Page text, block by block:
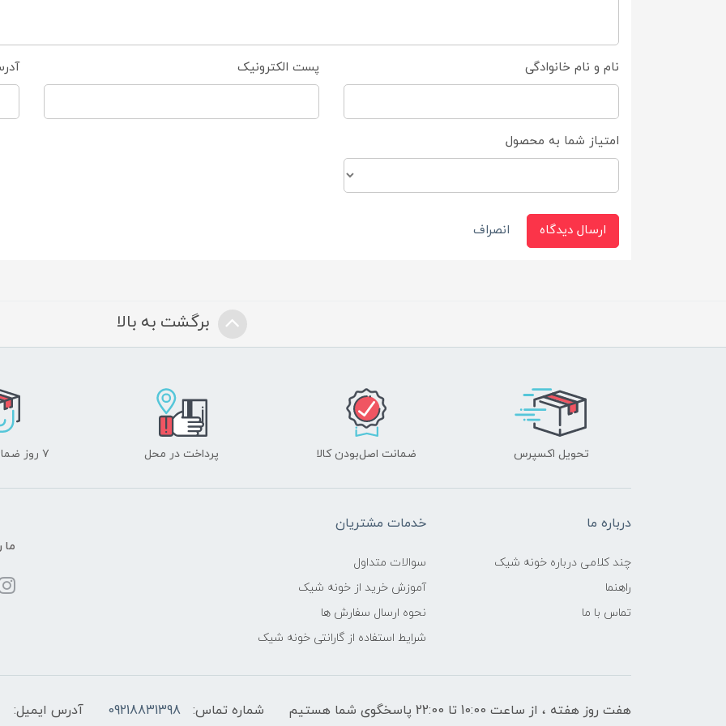
نام و نام خانوادگی پست الکترونیک
امتیاز شما به محصول
ارسال دیدگاه انصراف
برگشت به بالا
تحویل اکسپرس ضمانت اصل‌بودن کالا پرداخت در محل ۷ روز ضمانت بازگشت
درباره ما
چند کلامی درباره خونه شیک
راهنما
تماس با ما
خدمات مشتریان
سوالات متداول
آموزش خرید از خونه شیک
نحوه ارسال سفارش ها
شرایط استفاده از گارانتی خونه شیک
ما
هفت روز هفته ، از ساعت 10:00 تا 22:00 پاسخگوی شما هستیم شماره تماس: 09218831398 آدرس ایمیل: